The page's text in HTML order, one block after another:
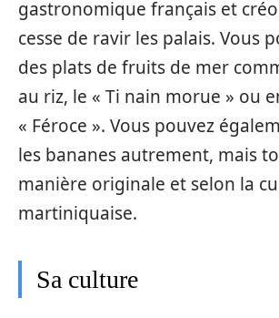
gastronomique français et
cesse de ravir les palais. Vous
des plats de fruits de mer
au riz, le « Ti nain morue » ou
« Féroce ». Vous pouvez
les bananes autrement, mais
manière originale et selon la
martiniquaise.
Sa culture